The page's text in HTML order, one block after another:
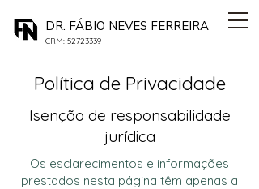
DR. FÁBIO NEVES FERREIRA
CRM: 52723339
Política de Privacidade
Isenção de responsabilidade
jurídica
Os esclarecimentos e informações
prestados nesta página têm apenas a